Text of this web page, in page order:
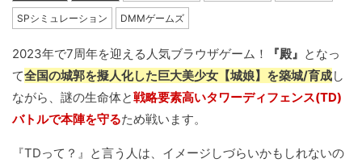
SPシミュレーション DMMゲームズ
2023年で7周年を迎える人気ブラウザゲーム！ 『殿』 となっ
て全国の城郭を擬人化した巨大美少女【城娘】を築城/育成し
ながら、謎の生命体と戦略要素高いタワーディフェンス(TD)
バトルで本陣を守るため戦います。
『TDって？』と言う人は、イメージしづらいかもしれないの